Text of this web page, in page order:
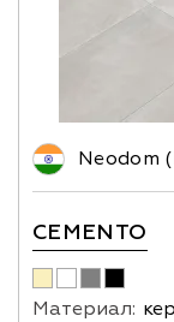
Neodom
CEMENTO
Материал: